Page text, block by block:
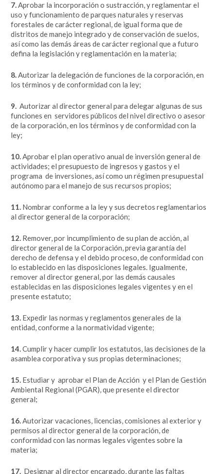
7.Aprobar la incorporación o sustracción, y reglamentar el
uso y funcionamiento de parques naturales y reservas
forestales de carácter regional, de igual forma que de
distritos de manejo integrado y de conservación de suelos,
así como las demás áreas de carácter regional que a futuro
defina la legislación y reglamentación en la materia;
8.Autorizar la delegación de funciones de la corporación, en
los términos y de conformidad con la ley;
9. Autorizar al director general para delegar algunas de sus
funciones en servidores públicos del nivel directivo o asesor
de la corporación, en los términos y de conformidad con la
ley;
10.Aprobar el plan operativo anual de inversión general de
actividades; el presupuesto de ingresos y gastos y el
programa de inversiones, así como un régimen presupuestal
autónomo para el manejo de sus recursos propios;
11. Nombrar conforme a la ley y sus decretos reglamentarios
al director general de la corporación;
12. Remover, por incumplimiento de su plan de acción, al
director general de la Corporación, previa garantía del
derecho de defensa y el debido proceso, de conformidad con
lo establecido en las disposiciones legales. Igualmente,
remover al director general, por las demás causales
establecidas en las disposiciones legales vigentes y en el
presente estatuto;
13. Expedir las normas y reglamentos generales de la
entidad, conforme a la normatividad vigente;
14.Cumplir y hacer cumplir los estatutos, las decisiones de la
asamblea corporativa y sus propias determinaciones;
15. Estudiar y aprobar el Plan de Acción y el Plan de Gestión
Ambiental Regional (PGAR), que presente el director
general;
16.Autorizar vacaciones, licencias, comisiones al exterior y
permisos al director general de la corporación, de
conformidad con las normas legales vigentes sobre la
materia;
17. Designar al director encargado, durante las faltas